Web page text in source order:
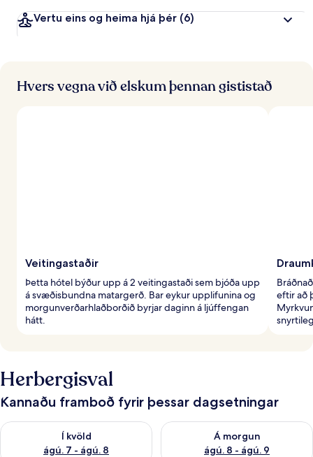
r
r
ð
Vertu eins og heima hjá þér (6)
Hvers vegna við elskum þennan gististað
Veitingastaðir
Þetta hótel býður upp á 2 veitingastaði sem bjóða upp
á svæðisbundna matargerð. Bar eykur upplifunina og
morgunverðarhlaðborðið byrjar daginn á ljúffengan
hátt.
eftir að
Herbergisval
Kannaðu framboð fyrir þessar dagsetningar
Í kvöld
ágú. 7 - ágú. 8
Athuga framboð í kvöld ágú. 7 - ágú. 8
Á morgun
ágú. 8 - ágú. 9
Athuga framboð á morgun